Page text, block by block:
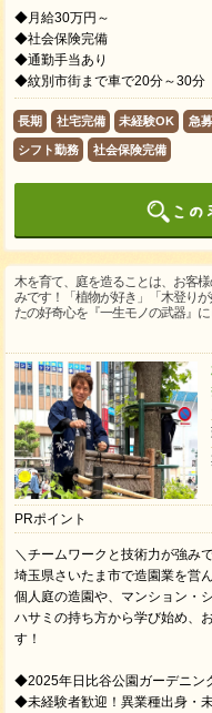
◆月給30万円～
◆社会保険完備
◆通勤手当あり
◆紋別市街まで車で20分～30分
長期 社宅完備 未経験OK 急募
シフト勤務 社会保険完備
木を育て、庭を造ることは、お客
みです！「植物が好き」「木登り
たの好奇心を『一生モノの武器』に
PRポイント
＼チームワークと技術力が強み
埼玉県さいたま市で造園業を営
個人庭の造園や、マンション・
ハサミの持ち方から学び始め、
す！
◆2025年日比谷公園ガーデニン
◆未経験者歓迎！異業種出身・